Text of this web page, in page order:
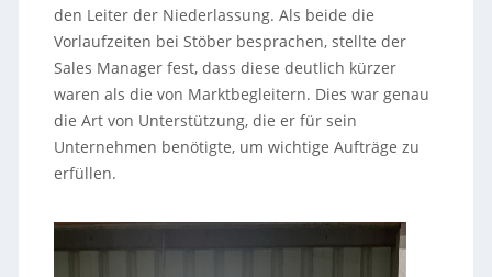
den Leiter der Niederlassung. Als beide die
Vorlaufzeiten bei Stöber besprachen, stellte der
Sales Manager fest, dass diese deutlich kürzer
waren als die von Marktbegleitern. Dies war genau
die Art von Unterstützung, die er für sein
Unternehmen benötigte, um wichtige Aufträge zu
erfüllen.